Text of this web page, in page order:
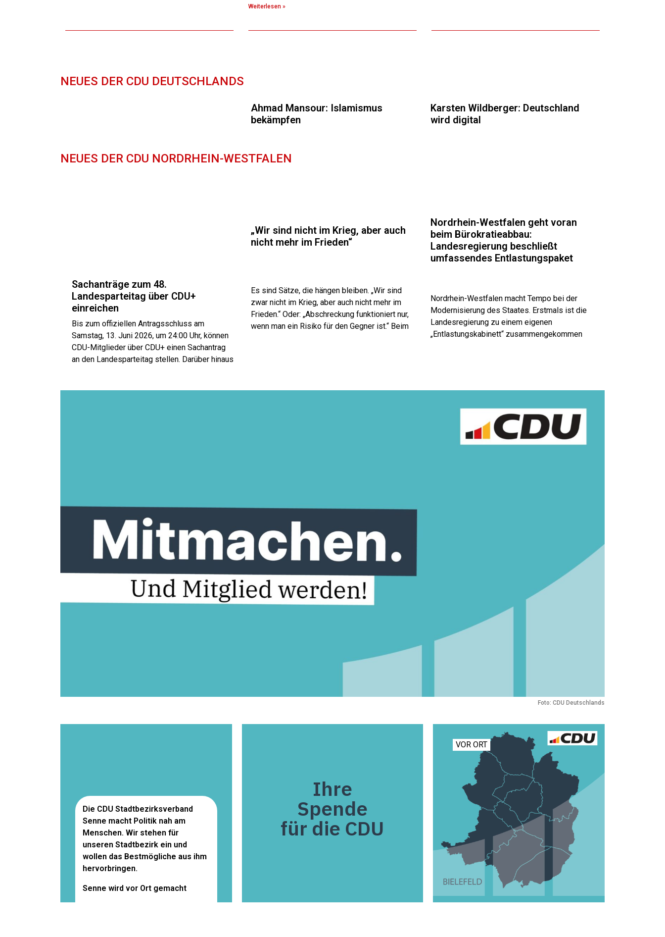
Weiterlesen »
NEUES DER CDU DEUTSCHLANDS
Ahmad Mansour: Islamismus
bekämpfen
Karsten Wildberger: Deutschland
wird digital
NEUES DER CDU NORDRHEIN-WESTFALEN
Sachanträge zum 48.
Landesparteitag über CDU+
einreichen
Bis zum offiziellen Antragsschluss am
Samstag, 13. Juni 2026, um 24:00 Uhr, können
CDU-Mitglieder über CDU+ einen Sachantrag
an den Landesparteitag stellen. Darüber hinaus
„Wir sind nicht im Krieg, aber auch
nicht mehr im Frieden“
Es sind Sätze, die hängen bleiben. „Wir sind
zwar nicht im Krieg, aber auch nicht mehr im
Frieden.“ Oder: „Abschreckung funktioniert nur,
wenn man ein Risiko für den Gegner ist.“ Beim
Nordrhein-Westfalen geht voran
beim Bürokratieabbau:
Landesregierung beschließt
umfassendes Entlastungspaket
Nordrhein-Westfalen macht Tempo bei der
Modernisierung des Staates. Erstmals ist die
Landesregierung zu einem eigenen
„Entlastungskabinett“ zusammengekommen
Freiraum für pragmatische Lösungen.
Foto: CDU Deutschlands
Die CDU Stadtbezirksverband
Senne macht Politik nah am
Menschen. Wir stehen für
unseren Stadtbezirk ein und
wollen das Bestmögliche aus ihm
hervorbringen.
Senne wird vor Ort gemacht
Ihre
Spende
für die CDU
VOR ORT